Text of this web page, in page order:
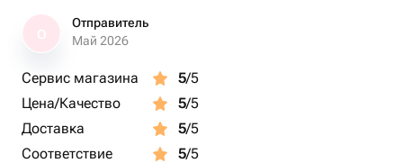
Отправитель
Май 2026
Сервис магазина 5/5
Цена/Качество
5/5
Доставка
5/5
Соответствие
5/5